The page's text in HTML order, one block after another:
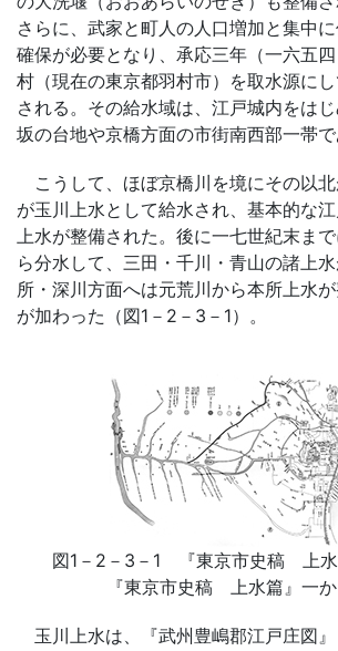
さらに、武家と町人の人口増加と集中
確保が必要となり、承応三年（一六五
村（現在の東京都羽村市）を取水源に
される。その給水域は、江戸城内をは
坂の台地や京橋方面の市街南西部一帯で
こうして、ほぼ京橋川を境にその以
が玉川上水として給水され、基本的な
上水が整備された。後に一七世紀末ま
ら分水して、三田・千川・青山の諸上
所・深川方面へは元荒川から本所上水
が加わった（図1－2－3－1）。
図1－2－3－1 『東京市史稿 上水
『東京市史稿 上水篇』一
玉川上水は、『武州豊嶋郡江戸庄図